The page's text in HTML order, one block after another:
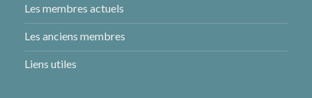
Les membres actuels
Les anciens membres
Liens utiles